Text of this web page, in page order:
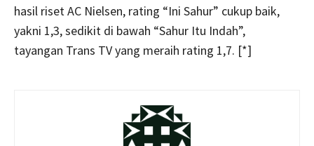
hasil riset AC Nielsen, rating “Ini Sahur” cukup baik,
yakni 1,3, sedikit di bawah “Sahur Itu Indah”,
tayangan Trans TV yang meraih rating 1,7. [*]